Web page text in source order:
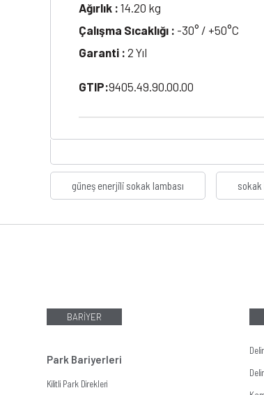
Ağırlık : 14.20 kg
Çalışma Sıcaklığı : -30° / +50°C
Garanti : 2 Yıl
GTIP:9405.49.90.00.00
güneş enerjili sokak lambası sokak
BARİYER
Park Bariyerleri
Kilitli Park Direkleri